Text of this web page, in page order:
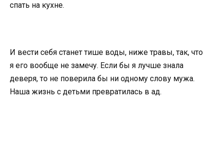
спать на кухне.
И вести себя станет тише воды, ниже травы, так, что
я его вообще не замечу. Если бы я лучше знала
деверя, то не поверила бы ни одному слову мужа.
Наша жизнь с детьми превратилась в ад.